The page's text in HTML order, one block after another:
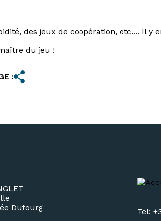
des jeux de coopération, etc.... Il y
du jeu !
:
Dufourg
Tel: